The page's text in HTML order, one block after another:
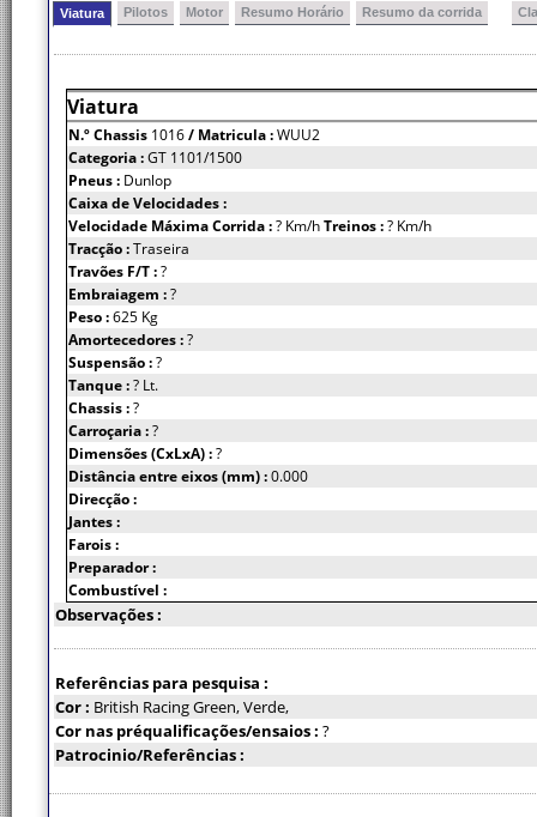
Viatura Pilotos Motor Resumo Horário Resumo da corrida
Viatura
N.º Chassis 1016/ Matricula :WUU2
Categoria :GT 1101/1500
Pneus : Dunlop
Caixa de Velocidades :
Velocidade Máxima Corrida :? Km/hTreinos :? Km/h
Tracção :Traseira
Travões F/T :?
Embraiagem :?
Peso :625 Kg
Amortecedores :?
Suspensão :?
Tanque :? Lt.
Chassis :?
Carroçaria :?
Dimensões (CxLxA) :?
Distância entre eixos (mm) :0.000
Direcção :
Jantes :
Farois :
Preparador :
Combustível :
Observações :
Referências para pesquisa :
Cor : British Racing Green, Verde,
Cor nas préqualificações/ensaios : ?
Patrocinio/Referências :